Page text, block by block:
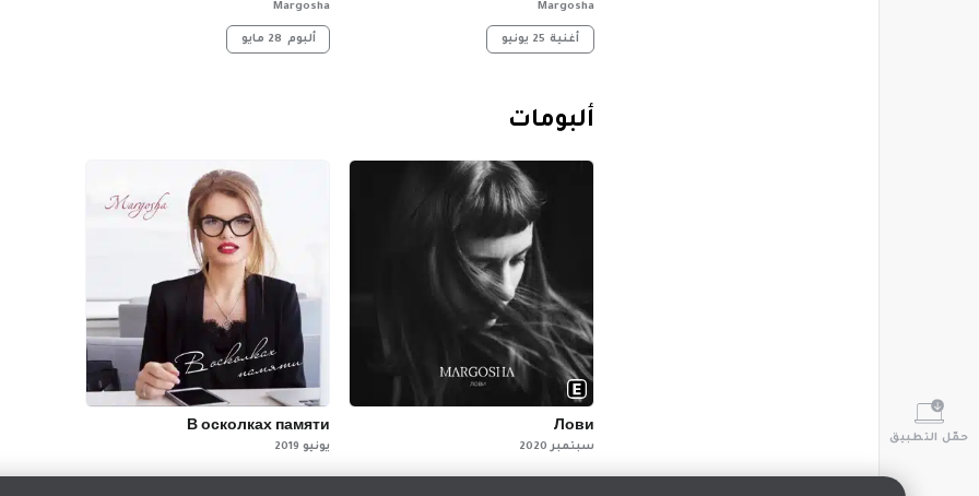
حمّل التطبيق
Margosha
أغنية 25 يونيو
Margosha
ألبوم 28 مايو
‏ألبومات
Лови
سبتمبر 2020
В осколках памяти
يونيو 2019